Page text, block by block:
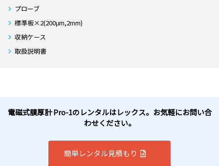
プローブ
標準板×2(200μm,2mm)
収納ケース
取扱説明書
電磁式膜厚計 Pro-1のレンタルはレックス。お気軽にお問い合
わせください。
簡単レンタル見積もり